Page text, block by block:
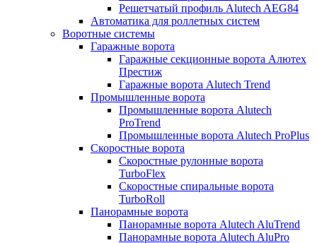
Решетчатый профиль Alutech AEG84
Автоматика для роллетных систем
Воротные системы
Гаражные ворота
Гаражные секционные ворота Алютех
Престиж
Гаражные ворота Alutech Trend
Промышленные ворота
Промышленные ворота Alutech
ProTrend
Промышленные ворота Alutech ProPlus
Скоростные ворота
Скоростные рулонные ворота
TurboFlex
Скоростные спиральные ворота
TurboRoll
Панорамные ворота
Панорамные ворота Alutech AluTrend
Панорамные ворота Alutech AluPro